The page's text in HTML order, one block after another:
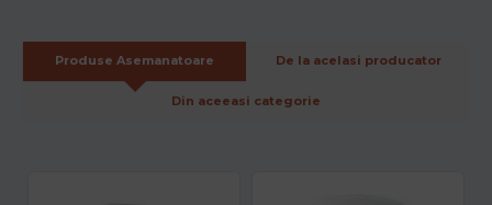
Produse Asemanatoare De la acelasi producator
Din aceeasi categorie